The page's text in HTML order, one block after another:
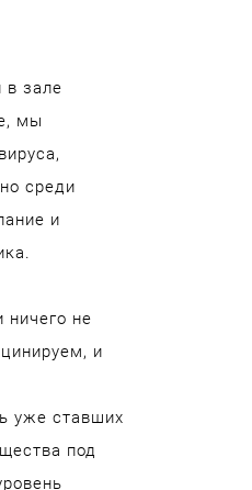
в зале
мы
среди
и
не
и
уже ставших
под